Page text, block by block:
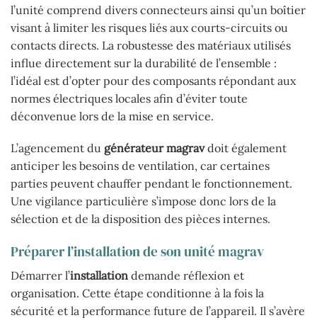
l’unité comprend divers connecteurs ainsi qu’un boîtier
visant à limiter les risques liés aux courts-circuits ou
contacts directs. La robustesse des matériaux utilisés
influe directement sur la durabilité de l’ensemble :
l’idéal est d’opter pour des composants répondant aux
normes électriques locales afin d’éviter toute
déconvenue lors de la mise en service.
L’agencement du générateur magravdoit également
anticiper les besoins de ventilation, car certaines
parties peuvent chauffer pendant le fonctionnement.
Une vigilance particulière s’impose donc lors de la
sélection et de la disposition des pièces internes.
Préparer l’installation de son unité magrav
Démarrer l’installation demande réflexion et
organisation. Cette étape conditionne à la fois la
sécurité et la performance future de l’appareil. Il s’avère